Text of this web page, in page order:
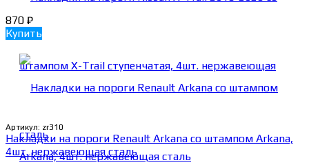
870 ₽
Купить
Артикул: zr310
Накладки на пороги Renault Arkana со штампом Arkana,
4шт. нержавеющая сталь